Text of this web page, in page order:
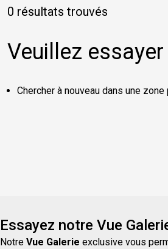
0 résultats trouvés
Veuillez essayer
Chercher à nouveau dans une zone
Essayez notre Vue
Notre Vue Galerie exclusive vous